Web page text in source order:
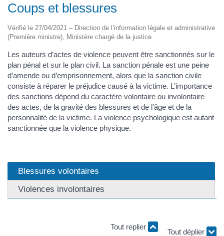
Coups et blessures
Vérifié le 27/04/2021 – Direction de l’information légale et administrative
(Première ministre), Ministère chargé de la justice
Les auteurs d’actes de violence peuvent être sanctionnés sur le
plan pénal et sur le plan civil. La sanction pénale est une peine
d’amende ou d’emprisonnement, alors que la sanction civile
consiste à réparer le préjudice causé à la victime. L’importance
des sanctions dépend du caractère volontaire ou involontaire
des actes, de la gravité des blessures et de l’âge et de la
personnalité de la victime. La violence psychologique est autant
sanctionnée que la violence physique.
Blessures volontaires
Violences involontaires
Tout replier Tout déplier